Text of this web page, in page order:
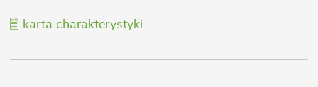
karta charakterystyki